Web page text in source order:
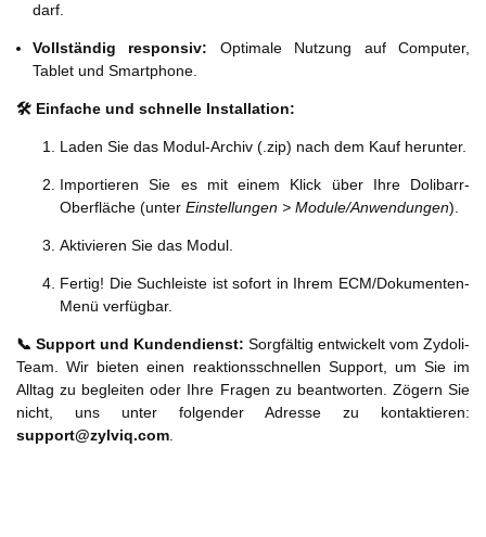
darf.
Vollständig responsiv: Optimale Nutzung auf Computer,
Tablet und Smartphone.
🛠️ Einfache und schnelle Installation:
Laden Sie das Modul-Archiv (.zip) nach dem Kauf herunter.
Importieren Sie es mit einem Klick über Ihre Dolibarr-
Oberfläche (unter Einstellungen > Module/Anwendungen).
Aktivieren Sie das Modul.
Fertig! Die Suchleiste ist sofort in Ihrem ECM/Dokumenten-
Menü verfügbar.
📞 Support und Kundendienst: Sorgfältig entwickelt vom Zydoli-
Team. Wir bieten einen reaktionsschnellen Support, um Sie im
Alltag zu begleiten oder Ihre Fragen zu beantworten. Zögern Sie
nicht, uns unter folgender Adresse zu kontaktieren:
support@zylviq.com.